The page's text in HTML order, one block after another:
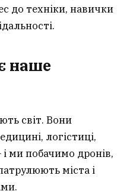
до техніки, навички
наше
світ. Вони
логістиці,
і ми побачимо дронів,
міста і